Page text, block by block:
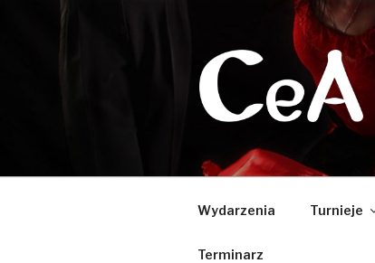
Wydarzenia Turnieje
Terminarz